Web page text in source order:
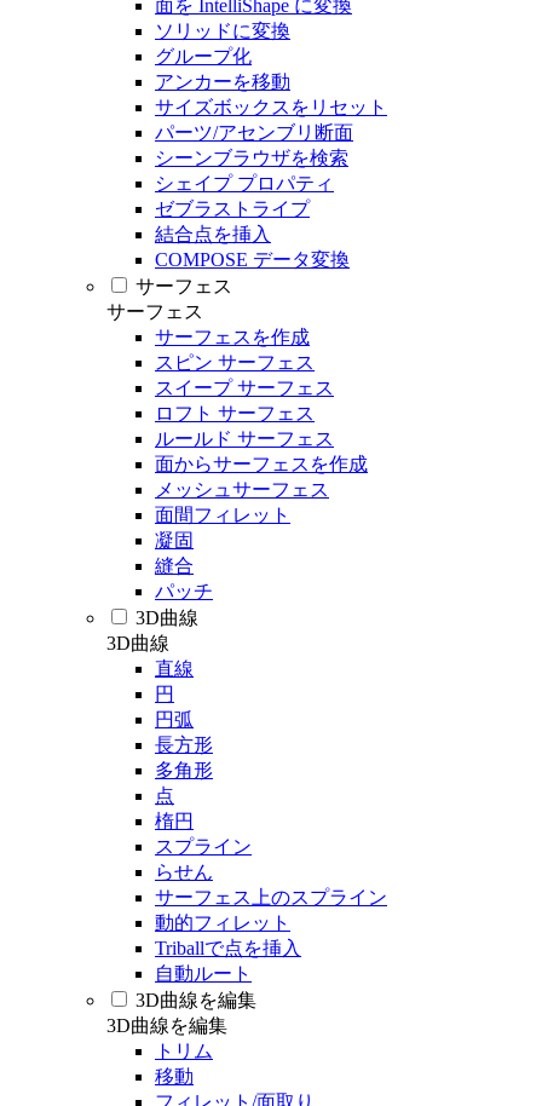
面を IntelliShape に変換
ソリッドに変換
グループ化
アンカーを移動
サイズボックスをリセット
パーツ/アセンブリ断面
シーンブラウザを検索
シェイプ プロパティ
ゼブラストライプ
結合点を挿入
COMPOSE データ変換
サーフェス
サーフェス
サーフェスを作成
スピン サーフェス
スイープ サーフェス
ロフト サーフェス
ルールド サーフェス
面からサーフェスを作成
メッシュサーフェス
面間フィレット
凝固
縫合
パッチ
3D曲線
3D曲線
直線
円
円弧
長方形
多角形
点
楕円
スプライン
らせん
サーフェス上のスプライン
動的フィレット
Triballで点を挿入
自動ルート
3D曲線を編集
3D曲線を編集
トリム
移動
フィレット/面取り